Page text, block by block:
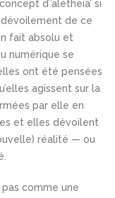
d’’alétheia’ si
de ce
fait absolu et
numérique se
ont été pensées
agissent sur la
par elle en
et elles dévoilent
réalité — ou
pas comme une